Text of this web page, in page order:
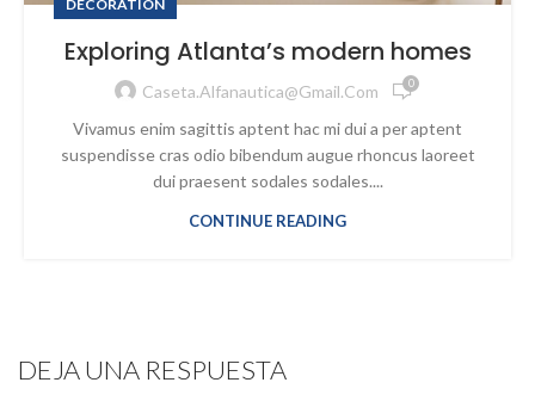
DECORATION
Exploring Atlanta’s modern homes
Caseta.alfanautica@gmail.com 0
Vivamus enim sagittis aptent hac mi dui a per aptent
suspendisse cras odio bibendum augue rhoncus laoreet
dui praesent sodales sodales....
CONTINUE READING
DEJA UNA RESPUESTA